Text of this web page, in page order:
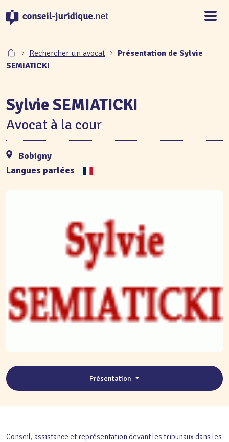
Rechercher un avocat
Présentation de Sylvie
SEMIATICKI
Sylvie SEMIATICKI
Avocat à la cour
Bobigny
Langues parlées
Présentation
Conseil, assistance et représentation devant les tribunaux dans les